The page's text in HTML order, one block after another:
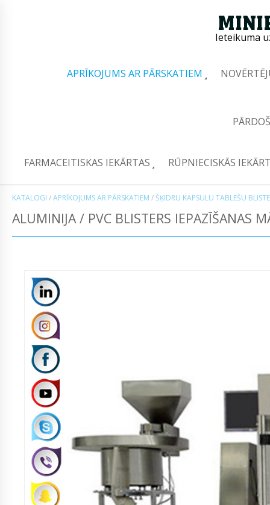
Ieteikuma
APRĪKOJUMS AR PĀRSKATIEM
FARMACEITISKAS IEKĀRTAS RŪPNIECISKĀS
KATALOGI /APRĪKOJUMS AR PĀRSKATIEM /ŠĶIDRU KAPSULU TABLEŠU
ALUMINIJA / PVC BLISTERS IEPAZĪŠANAS